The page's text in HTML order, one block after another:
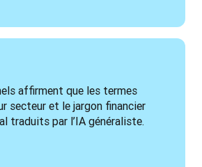
affirment que les termes
secteur et le jargon financier
traduits par l’IA généraliste.